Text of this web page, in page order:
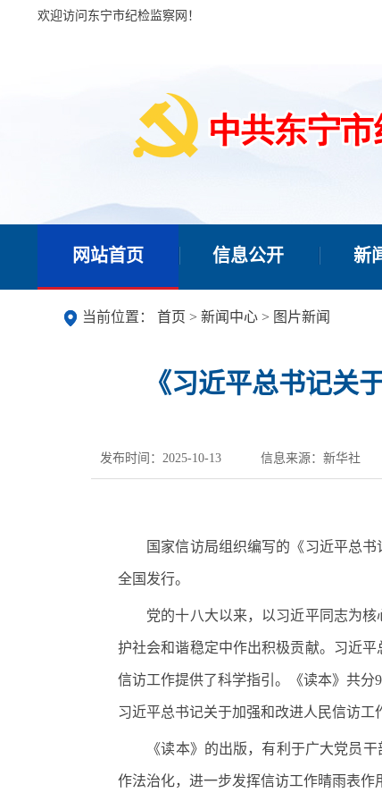
欢迎访问东宁市纪检监察网！
网站首页 信息公开 新
当前位置： 首页 > 新闻中心 > 图片新闻
《习近平总书记关
发布时间：2025-10-13 信息来源：新华社
国家信访局组织编写的《习近平总书
全国发行。
党的十八大以来，以习近平同志为核
护社会和谐稳定中作出积极贡献。习近
信访工作提供了科学指引。《读本》共
习近平总书记关于加强和改进人民信访工
《读本》的出版，有利于广大党员干
作法治化，进一步发挥信访工作晴雨表作